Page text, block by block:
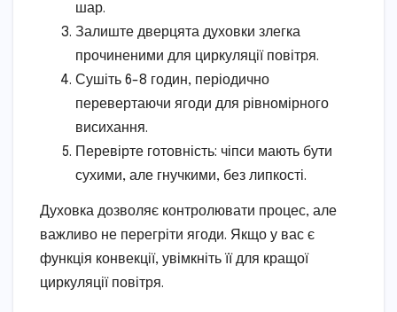
шар.
Залиште дверцята духовки злегка
прочиненими для циркуляції повітря.
Сушіть 6-8 годин, періодично
перевертаючи ягоди для рівномірного
висихання.
Перевірте готовність: чіпси мають бути
сухими, але гнучкими, без липкості.
Духовка дозволяє контролювати процес, але
важливо не перегріти ягоди. Якщо у вас є
функція конвекції, увімкніть її для кращої
циркуляції повітря.